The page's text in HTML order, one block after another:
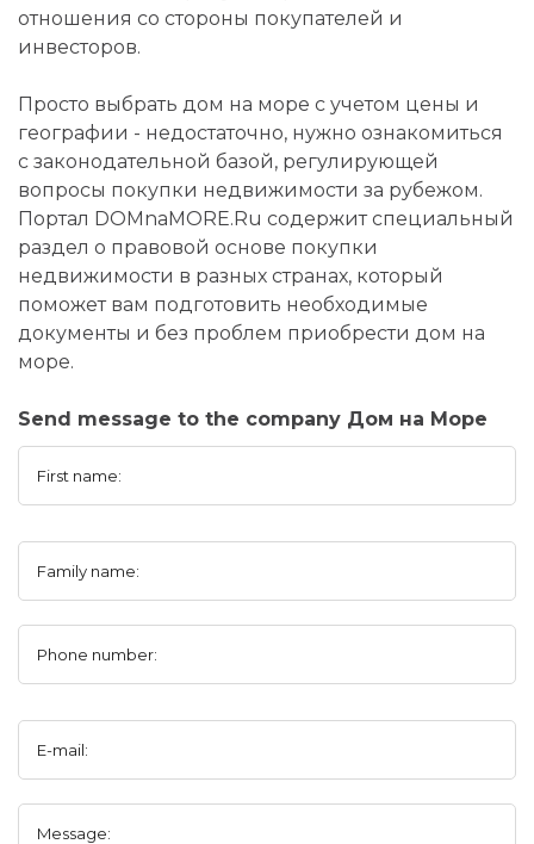
отношения со стороны покупателей и
инвесторов.
Просто выбрать дом на море с учетом цены и
географии - недостаточно, нужно ознакомиться
с законодательной базой, регулирующей
вопросы покупки недвижимости за рубежом.
Портал DOMnaMORE.Ru содержит специальный
раздел о правовой основе покупки
недвижимости в разных странах, который
поможет вам подготовить необходимые
документы и без проблем приобрести дом на
море.
Send message to the company Дом на Море
First name:
Family name:
Phone number:
E-mail:
Message: